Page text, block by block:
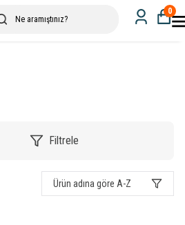
0
Filtrele
Ürün adına göre A-Z